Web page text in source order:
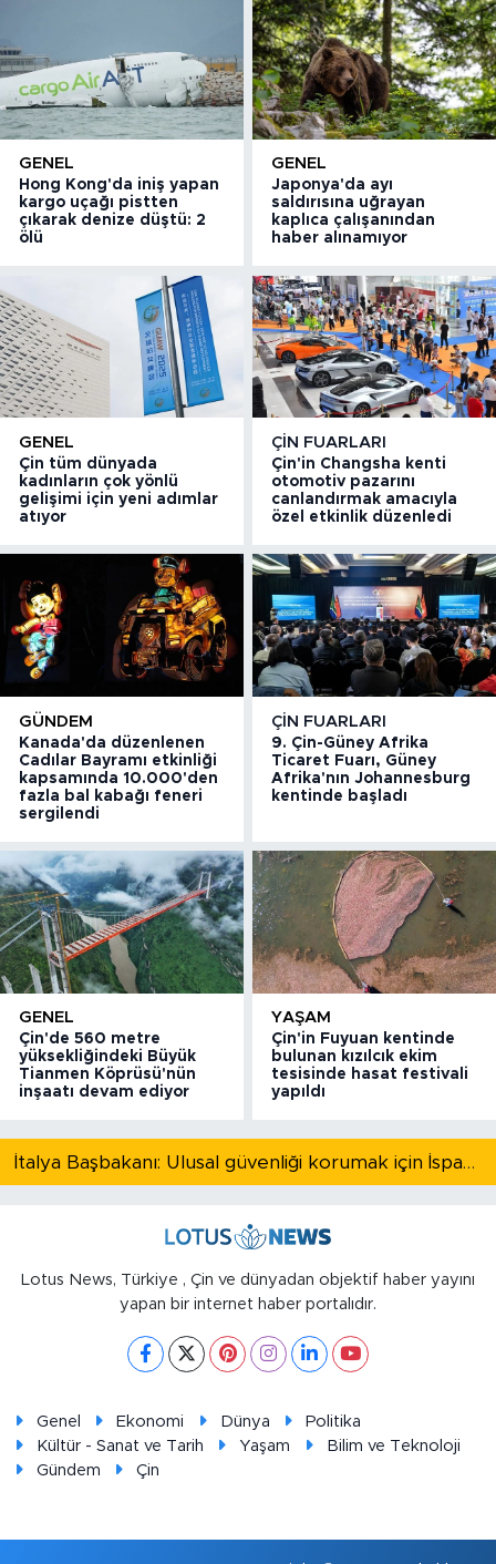
GENEL
Hong Kong'da iniş yapan
kargo uçağı pistten
çıkarak denize düştü: 2
ölü
GENEL
Japonya'da ayı
saldırısına uğrayan
kaplıca çalışanından
haber alınamıyor
GENEL
Çin tüm dünyada
kadınların çok yönlü
gelişimi için yeni adımlar
atıyor
ÇIN FUARLARI
Çin'in Changsha kenti
otomotiv pazarını
canlandırmak amacıyla
özel etkinlik düzenledi
GÜNDEM
Kanada'da düzenlenen
Cadılar Bayramı etkinliği
kapsamında 10.000'den
fazla bal kabağı feneri
sergilendi
ÇIN FUARLARI
9. Çin-Güney Afrika
Ticaret Fuarı, Güney
Afrika'nın Johannesburg
kentinde başladı
GENEL
Çin'de 560 metre
yüksekliğindeki Büyük
Tianmen Köprüsü'nün
inşaatı devam ediyor
YAŞAM
Çin'in Fuyuan kentinde
bulunan kızılcık ekim
tesisinde hasat festivali
yapıldı
İtalya Başbakanı: Ulusal güvenliği korumak için İspanya ile Schengen kapsamındaki serbest dolaşımı askıya alıyoruz
Lotus News, Türkiye , Çin ve dünyadan objektif haber yayını
yapan bir internet haber portalıdır.
Genel Ekonomi Dünya
Politika
Kültür - Sanat ve Tarih
Yaşam
Bilim ve Teknoloji
Gündem
Çin